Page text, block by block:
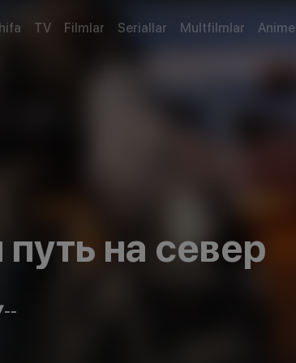
TV Filmlar Seriallar Multfilmlar Anime
на север
--